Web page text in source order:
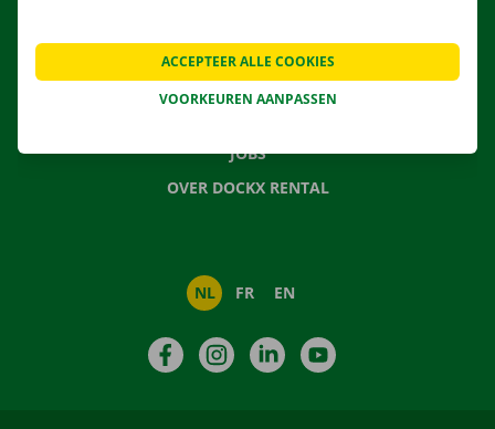
VEELGESTELDE VRAGEN
NIEUWS
JOBS
OVER DOCKX RENTAL
NL FR EN
FacebookInstagramLinkedIn
VOORKEUREN AANPASSEN
ACCEPTEER ALLE COOKIES